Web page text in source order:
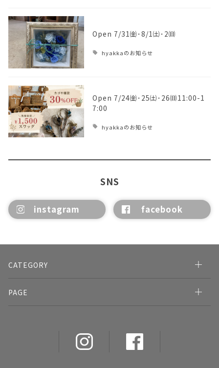
Open 7/31㈮･8/1㈯･2㈰
hyakkaのお知らせ
Open 7/24㈮･25㈯･26㈰11:00-1
7:00
hyakkaのお知らせ
SNS
instagram facebook
CATEGORY
PAGE